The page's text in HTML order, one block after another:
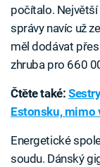
počítalo.
správy navíc už
měl dodávat
zhruba pro 660
Čtěte také:
Estonsku, mimo
Energetické
soudu. Dánský